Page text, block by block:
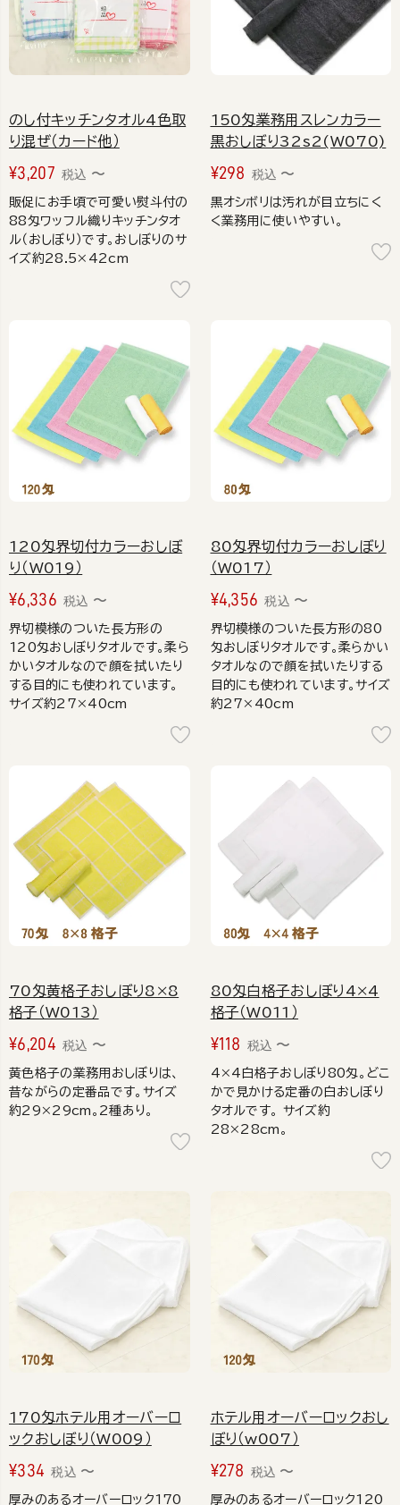
のし付キッチンタオル4色取
り混ぜ（カード他）
¥3,207 税込 〜
販促にお手頃で可愛い熨斗付の
88匁ワッフル織りキッチンタオ
ル（おしぼり）です。おしぼりのサ
イズ約28.5×42cm
150匁業務用スレンカラー
黒おしぼり32s2(W070)
¥298 税込 〜
黒オシボリは汚れが目立ちにく
く業務用に使いやすい。
120匁界切付カラーおしぼ
り（W019）
¥6,336 税込 〜
界切模様のついた長方形の
120匁おしぼりタオルです。柔ら
かいタオルなので顔を拭いたり
する目的にも使われています。
サイズ約27×40cm
80匁界切付カラーおしぼり
（W017）
¥4,356 税込 〜
界切模様のついた長方形の80
匁おしぼりタオルです。柔らかい
タオルなので顔を拭いたりする
目的にも使われています。サイズ
約27×40cm
70匁黄格子おしぼり8×8
格子（W013）
¥6,204 税込 〜
黄色格子の業務用おしぼりは、
昔ながらの定番品です。サイズ
約29×29cm。2種あり。
80匁白格子おしぼり4×4
格子（W011）
¥118 税込 〜
4×4白格子おしぼり80匁。どこ
かで見かける定番の白おしぼり
タオルです。 サイズ約
28×28cm。
170匁ホテル用オーバーロ
ックおしぼり（W009）
¥334 税込 〜
厚みのあるオーバーロック170
ホテル用オーバーロックおし
ぼり（w007）
¥278 税込 〜
厚みのあるオーバーロック120